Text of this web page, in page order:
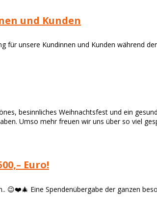
und Kunden
für unsere Kundinnen und Kunden während
besinnliches Weihnachtsfest und ein
Umso mehr freuen wir uns über so viel
Euro!
😉❤️🎄 Eine Spendenübergabe der ganzen